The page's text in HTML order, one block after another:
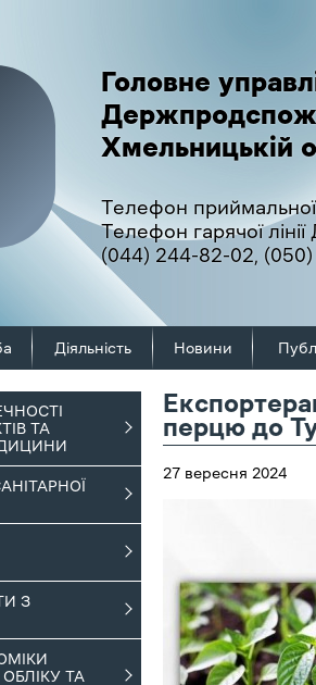
Головне
Хмельницькій
Телефон
Телефон гарячої
(044) 244-82-02,
Діяльність Новини
ТА
З
ТА
перцю до
27 вересня 2024